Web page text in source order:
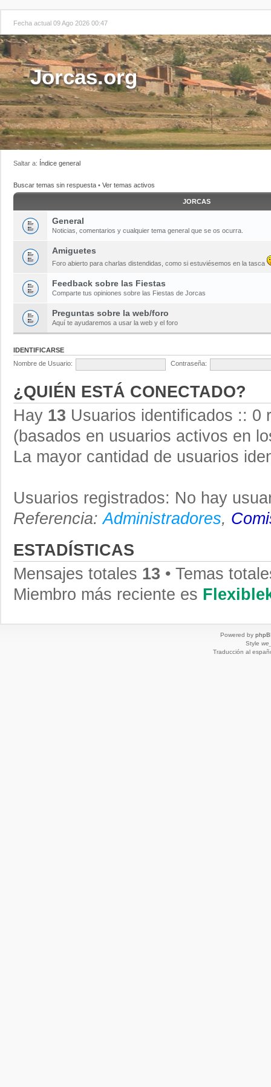
Fecha actual 09 Ago 2026 00:47
Jorcas.org
Saltar a: Índice general
Buscar temas sin respuesta • Ver temas activos
JORCAS
General
Noticias, comentarios y cualquier tema general que se os ocurra.
Amiguetes
Foro abierto para charlas distendidas, como si estuviésemos en la tasca
Feedback sobre las Fiestas
Comparte tus opiniones sobre las Fiestas de Jorcas
Preguntas sobre la web/foro
Aquí te ayudaremos a usar la web y el foro
IDENTIFICARSE
Nombre de Usuario:
Contraseña:
¿QUIÉN ESTÁ CONECTADO?
Hay 13 Usuarios identificados :: 0
(basados en usuarios activos en
La mayor cantidad de usuarios
Usuarios registrados: No hay
Referencia:Administradores,
ESTADÍSTICAS
Mensajes totales 13 • Temas
Miembro más reciente es
Powered by
Style
Traducción al